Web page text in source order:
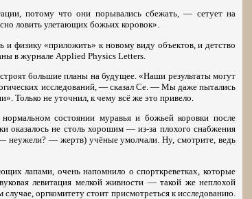
потому что они порывались сбежать, — сетует на
ловить улетающих божьих коровок».
и физику «приложить» к новому виду объектов, и детство
в журнале Applied Physics Letters.
большие планы на будущее. «Наши результаты могут
исследований, — сказал Се. — Мы даже пытались
Только не уточнил, к чему всё же это привело.
состоянии муравья и божьей коровки после
оказалось не столь хорошим — из-за плохого снабжения
неужели? — жертв) учёные умолчали. Ну, смотрите, ведь
лапами, очень напомнило о спорткреветках, которые
левитация мелкой живности — такой же неплохой
оргкомитету стоит присмотреться к исследованию.